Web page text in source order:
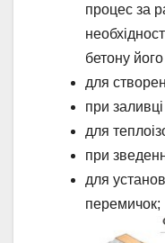
процес за
бетону
для
при
для
при
для
перемичок;